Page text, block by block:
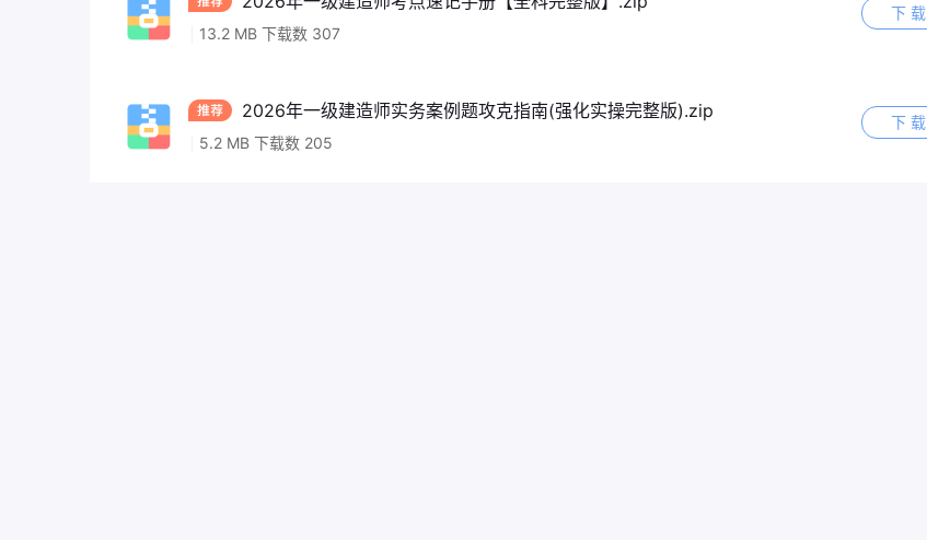
13.2 MB 下载数 307
下 载
2026年一级建造师实务案例题攻克指南(强化实操完整版).zip
5.2 MB 下载数 205
下 载